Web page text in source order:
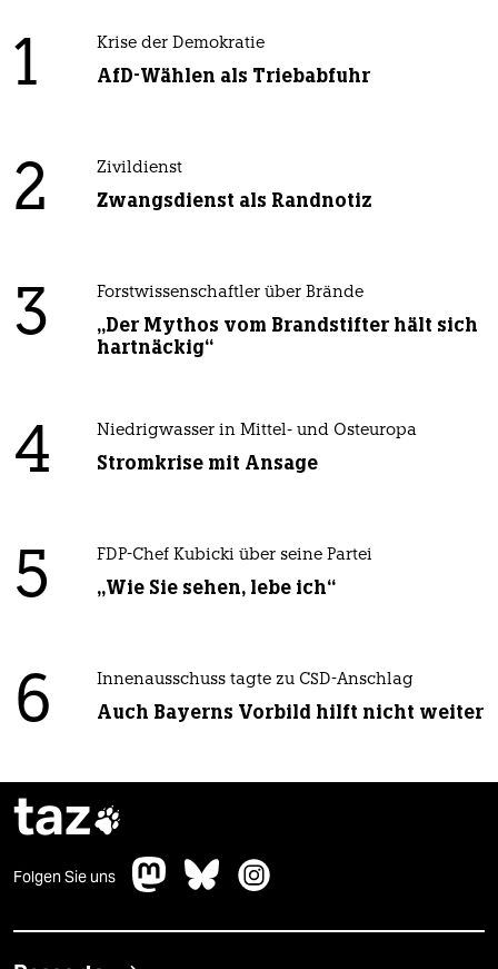
1 Krise der Demokratie
AfD-Wählen als Triebabfuhr
2 Zivildienst
Zwangsdienst als Randnotiz
3 Forstwissenschaftler über Brände
„Der Mythos vom Brandstifter hält sich
hartnäckig“
4 Niedrigwasser in Mittel- und Osteuropa
Stromkrise mit Ansage
5 FDP-Chef Kubicki über seine Partei
„Wie Sie sehen, lebe ich“
6 Innenausschuss tagte zu CSD-Anschlag
Auch Bayerns Vorbild hilft nicht weiter
taz
Folgen Sie uns